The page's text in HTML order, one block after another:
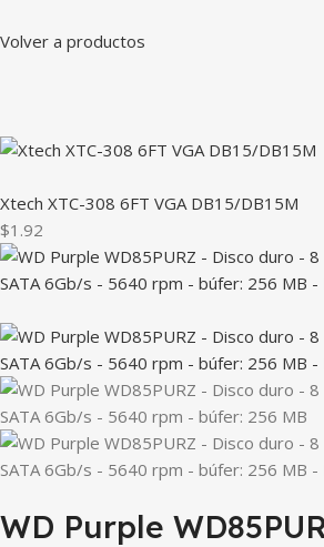
Volver a productos
Xtech XTC-308 6FT VGA DB15/DB15M
$1.92
WD Purple